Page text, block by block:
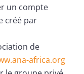
un compte
créé par
de
africa.org